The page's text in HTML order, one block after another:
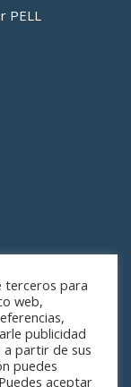
PELL
terceros para
web,
publicidad
a partir de sus
puedes
aceptar